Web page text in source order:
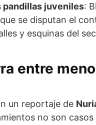
pandillas juveniles:
se disputan el
y esquinas del
entre
un reportaje de
no son casos